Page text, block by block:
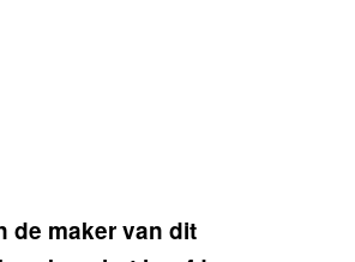
de maker van dit